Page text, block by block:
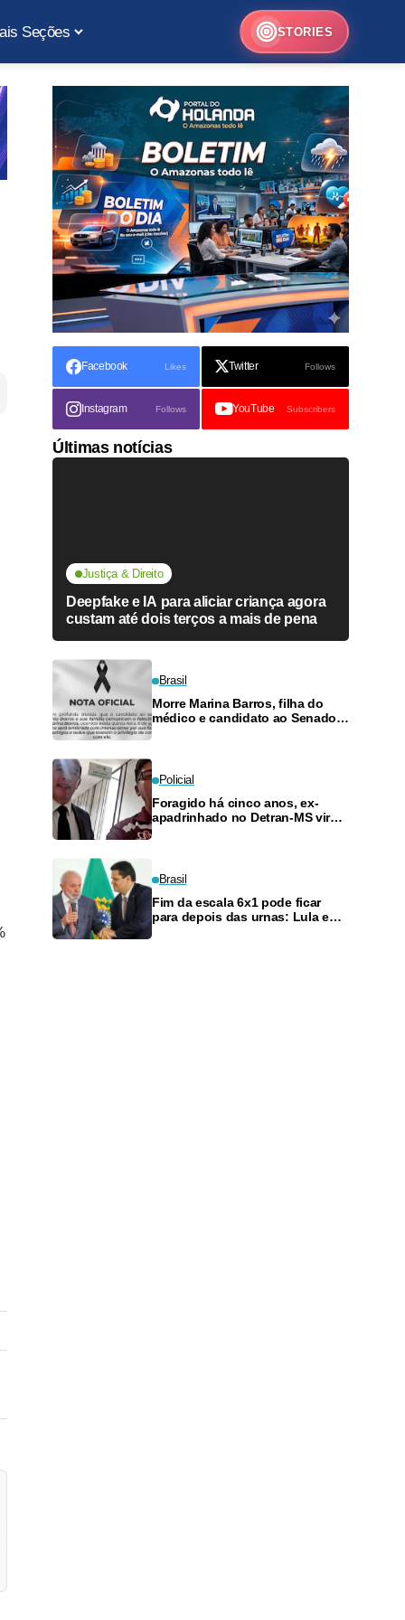
Seções STORIES
Facebook Likes Twitter Follows
Instagram Follows YouTube Subscribers
Últimas notícias
Justiça & Direito
Deepfake e IA para aliciar criança agora
custam até dois terços a mais de pena
Brasil
Morre Marina Barros, filha do
médico e candidato ao Senado
Policial
Foragido há cinco anos, ex-
apadrinhado no Detran-MS vira
Brasil
Fim da escala 6x1 pode ficar
para depois das urnas: Lula e